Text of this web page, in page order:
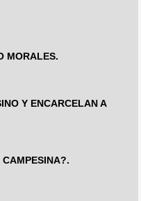
MORALES.
Y ENCARCELAN A